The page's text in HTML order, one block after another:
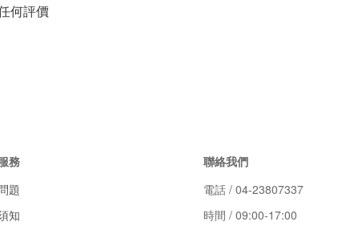
何評價
務
題
知
聯絡我們
電話 / 04-23807337
時間 / 09:00-17:00